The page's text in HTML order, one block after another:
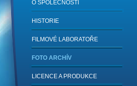
O SPOLEČNOSTI
HISTORIE
FILMOVÉ LABORATOŘE
FOTO ARCHÍV
LICENCE A PRODUKCE